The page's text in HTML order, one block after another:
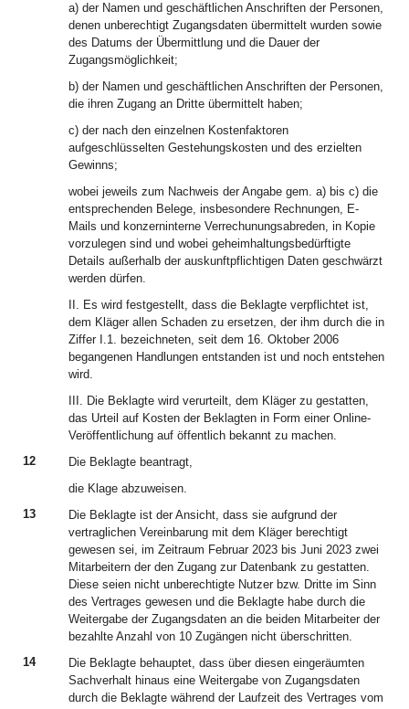
a) der Namen und geschäftlichen Anschriften der Personen,
denen unberechtigt Zugangsdaten übermittelt wurden sowie
des Datums der Übermittlung und die Dauer der
Zugangsmöglichkeit;
b) der Namen und geschäftlichen Anschriften der Personen,
die ihren Zugang an Dritte übermittelt haben;
c) der nach den einzelnen Kostenfaktoren
aufgeschlüsselten Gestehungskosten und des erzielten
Gewinns;
wobei jeweils zum Nachweis der Angabe gem. a) bis c) die
entsprechenden Belege, insbesondere Rechnungen, E-
Mails und konzerninterne Verrechunungsabreden, in Kopie
vorzulegen sind und wobei geheimhaltungsbedürftigte
Details außerhalb der auskunftpflichtigen Daten geschwärzt
werden dürfen.
II. Es wird festgestellt, dass die Beklagte verpflichtet ist,
dem Kläger allen Schaden zu ersetzen, der ihm durch die in
Ziffer I.1. bezeichneten, seit dem 16. Oktober 2006
begangenen Handlungen entstanden ist und noch entstehen
wird.
III. Die Beklagte wird verurteilt, dem Kläger zu gestatten,
das Urteil auf Kosten der Beklagten in Form einer Online-
Veröffentlichung auf öffentlich bekannt zu machen.
12
Die Beklagte beantragt,
die Klage abzuweisen.
13
Die Beklagte ist der Ansicht, dass sie aufgrund der
vertraglichen Vereinbarung mit dem Kläger berechtigt
gewesen sei, im Zeitraum Februar 2023 bis Juni 2023 zwei
Mitarbeitern der den Zugang zur Datenbank zu gestatten.
Diese seien nicht unberechtigte Nutzer bzw. Dritte im Sinn
des Vertrages gewesen und die Beklagte habe durch die
Weitergabe der Zugangsdaten an die beiden Mitarbeiter der
bezahlte Anzahl von 10 Zugängen nicht überschritten.
14
Die Beklagte behauptet, dass über diesen eingeräumten
Sachverhalt hinaus eine Weitergabe von Zugangsdaten
durch die Beklagte während der Laufzeit des Vertrages vom